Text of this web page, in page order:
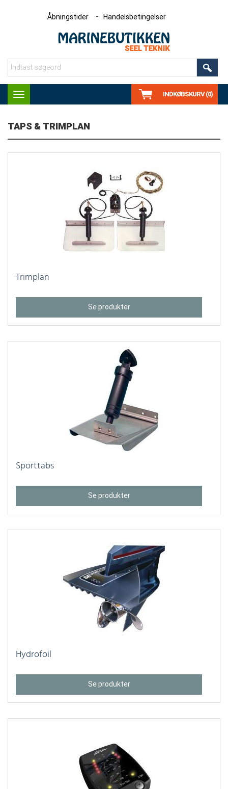
Åbningstider Handelsbetingelser
Toggle
navigation
INDKØBSKURV (0)
TAPS & TRIMPLAN
Trimplan
Se produkter
Sporttabs
Se produkter
Hydrofoil
Se produkter